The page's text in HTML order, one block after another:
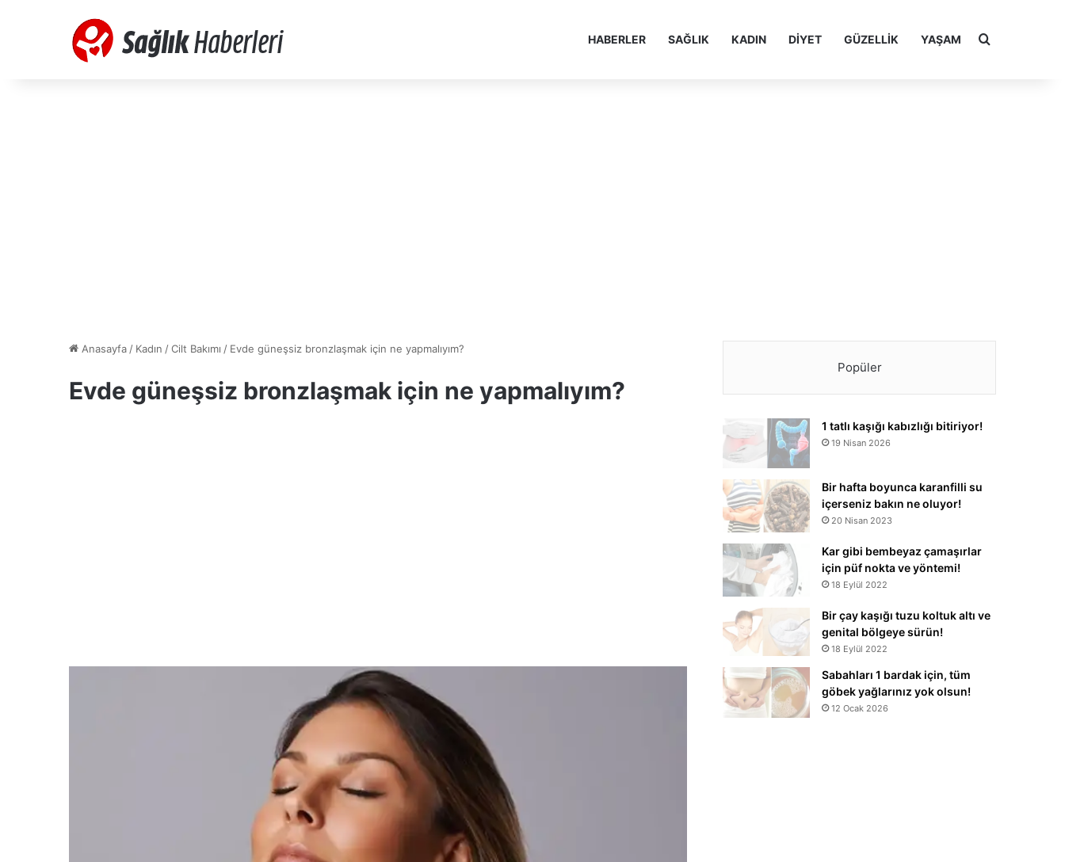
HABERLER SAĞLIK KADIN DIYET GÜZELLIK YAŞAM Arama yap
Anasayfa / Kadın /Cilt Bakımı / Evde güneşsiz bronzlaşmak için ne yapmalıyım?
Evde güneşsiz bronzlaşmak için ne yapmalıyım?
Popüler
1 tatlı kaşığı kabızlığı bitiriyor!
19 Nisan 2026
Bir hafta boyunca karanfilli su
içerseniz bakın ne oluyor!
20 Nisan 2023
Kar gibi bembeyaz çamaşırlar
için püf nokta ve yöntemi!
18 Eylül 2022
Bir çay kaşığı tuzu koltuk altı ve
genital bölgeye sürün!
18 Eylül 2022
Sabahları 1 bardak için, tüm
göbek yağlarınız yok olsun!
12 Ocak 2026